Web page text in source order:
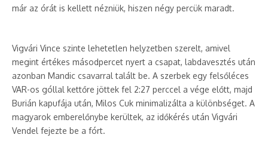
már az órát is kellett nézniük, hiszen négy percük maradt.
Vigvári Vince szinte lehetetlen helyzetben szerelt, amivel
megint értékes másodpercet nyert a csapat, labdavesztés után
azonban Mandic csavarral talált be. A szerbek egy felsőléces
VAR-os góllal kettőre jöttek fel 2:27 perccel a vége előtt, majd
Burián kapufája után, Milos Cuk minimalizálta a különbséget. A
magyarok emberelőnybe kerültek, az időkérés után Vigvári
Vendel fejezte be a fórt.